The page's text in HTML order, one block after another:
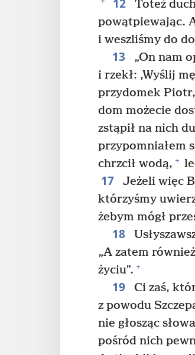
Toteż
powątpiewając.
i weszliśmy do
13
„On nam
i rzekł: ‚Wyślij
przydomek Piotr,
dom możecie
zstąpił na nich
przypomniałem
chrzcił wodą, +
17
Jeżeli więc
którzyśmy
żebym mógł
18
„A zatem
życiu”. +
19 Ci zaś,
z powodu
nie głosząc
pośród nich